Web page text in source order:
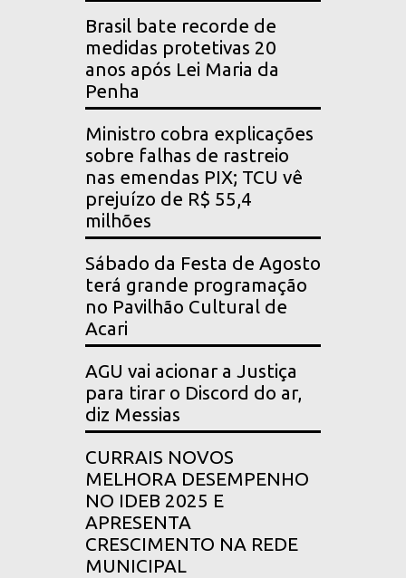
Brasil bate recorde de
medidas protetivas 20
anos após Lei Maria da
Penha
Ministro cobra explicações
sobre falhas de rastreio
nas emendas PIX; TCU vê
prejuízo de R$ 55,4
milhões
Sábado da Festa de Agosto
terá grande programação
no Pavilhão Cultural de
Acari
AGU vai acionar a Justiça
para tirar o Discord do ar,
diz Messias
CURRAIS NOVOS
MELHORA DESEMPENHO
NO IDEB 2025 E
APRESENTA
CRESCIMENTO NA REDE
MUNICIPAL